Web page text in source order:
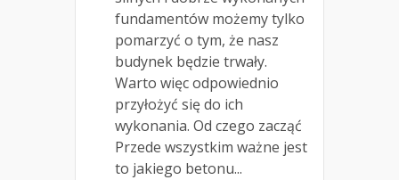
fundamentów możemy tylko
pomarzyć o tym, że nasz
budynek będzie trwały.
Warto więc odpowiednio
przyłożyć się do ich
wykonania. Od czego zacząć
Przede wszystkim ważne jest
to jakiego betonu...